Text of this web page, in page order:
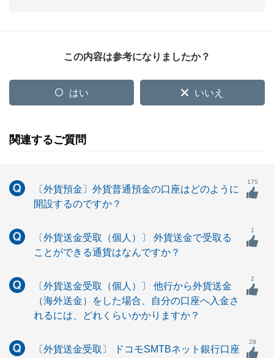
この内容は参考になりましたか？
はい いいえ
関連するご質問
〔外貨預金〕外貨普通預金の口座はどのように
開設するのですか？
175
〔外貨送金受取（個人）〕 外貨送金で受取る
ことができる通貨はなんですか？
1
〔外貨送金受取（個人）〕 他行から外貨送金
（海外送金）をした場合、自分の口座へ入金さ
れるには、どれくらいかかりますか？
2
〔外貨送金受取〕 ドコモSMTBネット銀行口座
28